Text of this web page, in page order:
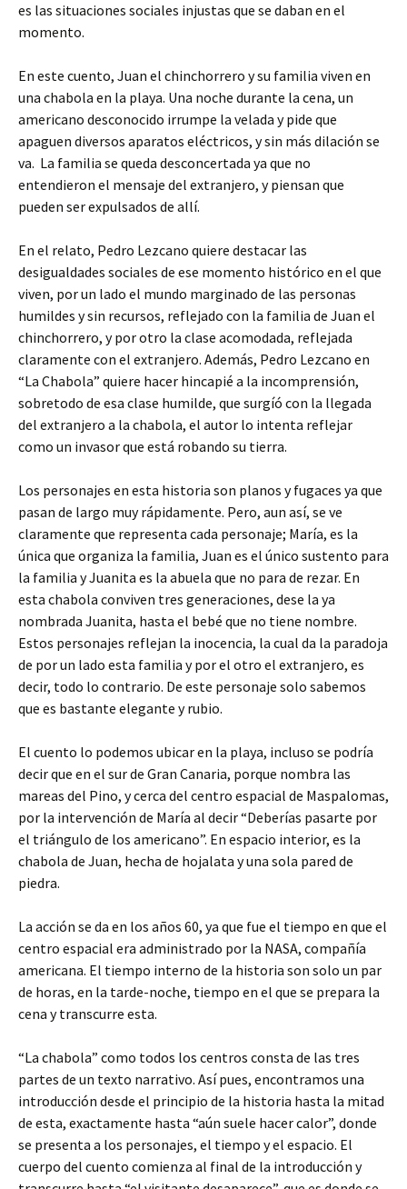
es las situaciones sociales injustas que se daban en el
momento.
En este cuento, Juan el chinchorrero y su familia viven en
una chabola en la playa. Una noche durante la cena, un
americano desconocido irrumpe la velada y pide que
apaguen diversos aparatos eléctricos, y sin más dilación se
va. La familia se queda desconcertada ya que no
entendieron el mensaje del extranjero, y piensan que
pueden ser expulsados de allí.
En el relato, Pedro Lezcano quiere destacar las
desigualdades sociales de ese momento histórico en el que
viven, por un lado el mundo marginado de las personas
humildes y sin recursos, reflejado con la familia de Juan el
chinchorrero, y por otro la clase acomodada, reflejada
claramente con el extranjero. Además, Pedro Lezcano en
“La Chabola” quiere hacer hincapié a la incomprensión,
sobretodo de esa clase humilde, que surgíó con la llegada
del extranjero a la chabola, el autor lo intenta reflejar
como un invasor que está robando su tierra.
Los personajes en esta historia son planos y fugaces ya que
pasan de largo muy rápidamente. Pero, aun así, se ve
claramente que representa cada personaje; María, es la
única que organiza la familia, Juan es el único sustento para
la familia y Juanita es la abuela que no para de rezar. En
esta chabola conviven tres generaciones, dese la ya
nombrada Juanita, hasta el bebé que no tiene nombre.
Estos personajes reflejan la inocencia, la cual da la paradoja
de por un lado esta familia y por el otro el extranjero, es
decir, todo lo contrario. De este personaje solo sabemos
que es bastante elegante y rubio.
El cuento lo podemos ubicar en la playa, incluso se podría
decir que en el sur de Gran Canaria, porque nombra las
mareas del Pino, y cerca del centro espacial de Maspalomas,
por la intervención de María al decir “Deberías pasarte por
el triángulo de los americano”. En espacio interior, es la
chabola de Juan, hecha de hojalata y una sola pared de
piedra.
La acción se da en los años 60, ya que fue el tiempo en que el
centro espacial era administrado por la NASA, compañía
americana. El tiempo interno de la historia son solo un par
de horas, en la tarde-noche, tiempo en el que se prepara la
cena y transcurre esta.
“La chabola” como todos los centros consta de las tres
partes de un texto narrativo. Así pues, encontramos una
introducción desde el principio de la historia hasta la mitad
de esta, exactamente hasta “aún suele hacer calor”, donde
se presenta a los personajes, el tiempo y el espacio. El
cuerpo del cuento comienza al final de la introducción y